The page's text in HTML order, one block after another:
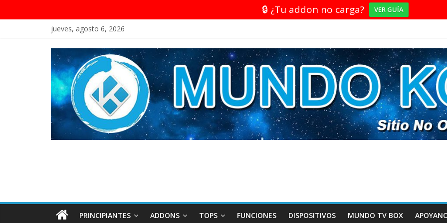
🔒 ¿Tu addon no carga? VER GUÍA
jueves, agosto 6, 2026
PRINCIPIANTES ADDONS TOPS FUNCIONES DISPOSITIVOS MUNDO TV BOX